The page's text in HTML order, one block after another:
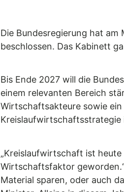
Die Bundesregierung hat
beschlossen. Das Kabinett
Bis Ende 2027 will die
einem relevanten Bereich
Wirtschaftsakteure sowie
Kreislaufwirtschaftsstrategie
„Kreislaufwirtschaft ist
Wirtschaftsfaktor
Material sparen, oder auch